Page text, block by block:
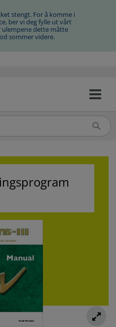
stengt. For å komme i
ber vi deg fylle ut vårt
ulempene dette måtte
sommer videre.